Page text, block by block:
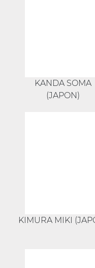
KANDA SOMA
(JAPON)
KIMURA MIKI